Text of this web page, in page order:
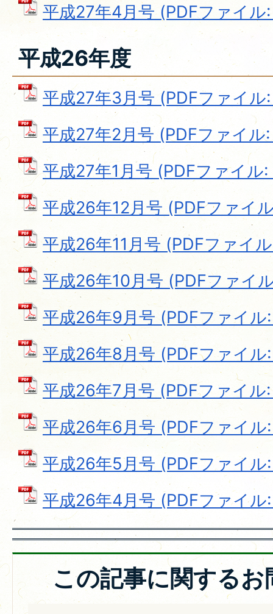
平成27年4月号 (PDFファイ
平成26年度
平成27年3月号 (PDFファイ
平成27年2月号 (PDFファイル
平成27年1月号 (PDFファイル
平成26年12月号 (PDFファイ
平成26年11月号 (PDFファイ
平成26年10月号 (PDFファイ
平成26年9月号 (PDFファイル:
平成26年8月号 (PDFファイ
平成26年7月号 (PDFファイル
平成26年6月号 (PDFファイル
平成26年5月号 (PDFファイル
平成26年4月号 (PDFファイ
この記事に関する